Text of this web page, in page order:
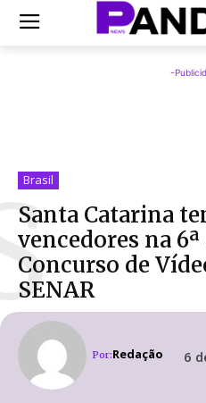
-
Brasil
Santa Catarina
vencedores na
Concurso de
SENAR
Por:Redação 6